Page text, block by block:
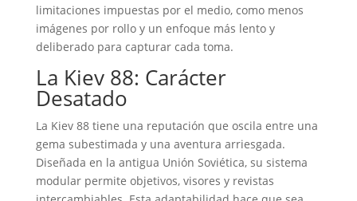
limitaciones impuestas por el medio, como menos
imágenes por rollo y un enfoque más lento y
deliberado para capturar cada toma.
La Kiev 88: Carácter
Desatado
La Kiev 88 tiene una reputación que oscila entre una
gema subestimada y una aventura arriesgada.
Diseñada en la antigua Unión Soviética, su sistema
modular permite objetivos, visores y revistas